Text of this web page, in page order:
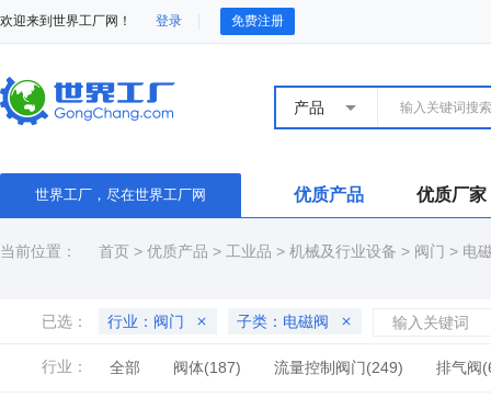
欢迎来到世界工厂网！ 登录 免费注册
产品
世界工厂，尽在世界工厂网 优质产品 优质厂家
当前位置： 首页 > 优质产品 > 工业品 > 机械及行业设备 > 阀门 > 电
已选： 行业：阀门 子类：电磁阀
行业： 全部 阀体(187) 流量控制阀门(249) 排气阀